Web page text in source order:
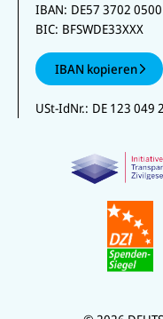
IBAN: DE57 3702
BIC: BFSWDE33XXX
IBAN kopieren
USt-IdNr.: DE 123 049